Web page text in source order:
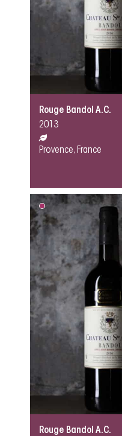
Rouge Bandol A.C.
2013
Provence, France
Rouge Bandol A.C.